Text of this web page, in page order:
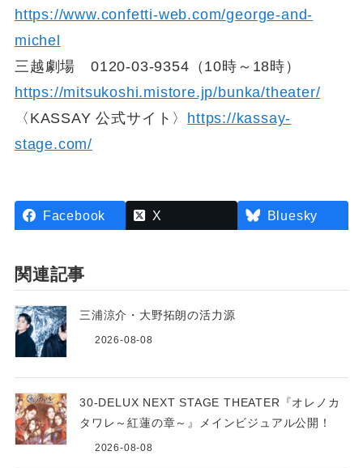
https://www.confetti-web.com/george-and-
michel
三越劇場 0120-03-9354（10時～18時）
https://mitsukoshi.mistore.jp/bunka/theater/
〈KASSAY 公式サイト〉 https://kassay-
stage.com/
Facebook X Bluesky
関連記事
三浦涼介・大野拓朗の活力源
2026-08-08
30-DELUX NEXT STAGE THEATER『オレノカ
タワレ～紅蓮の章～』メインビジュアル公開！
2026-08-08